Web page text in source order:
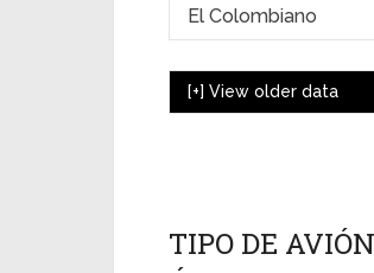
El Colombiano
[+] View older data
TIPO DE